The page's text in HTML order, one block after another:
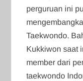
perguruan ini
Taekwondo.
Kukkiwon saat
member dari
taekwondo